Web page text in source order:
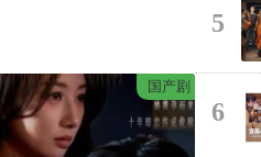
国产剧
5
6